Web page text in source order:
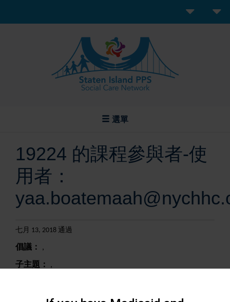
選單
19224 的課程參與者-使
用者：
七月 13, 2018 通過
倡議： ,
子主題： ,